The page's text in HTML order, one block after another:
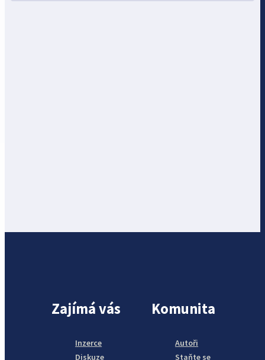
Zajímá vás
Inzerce
Diskuze
Komunita
Autoři
Staňte se